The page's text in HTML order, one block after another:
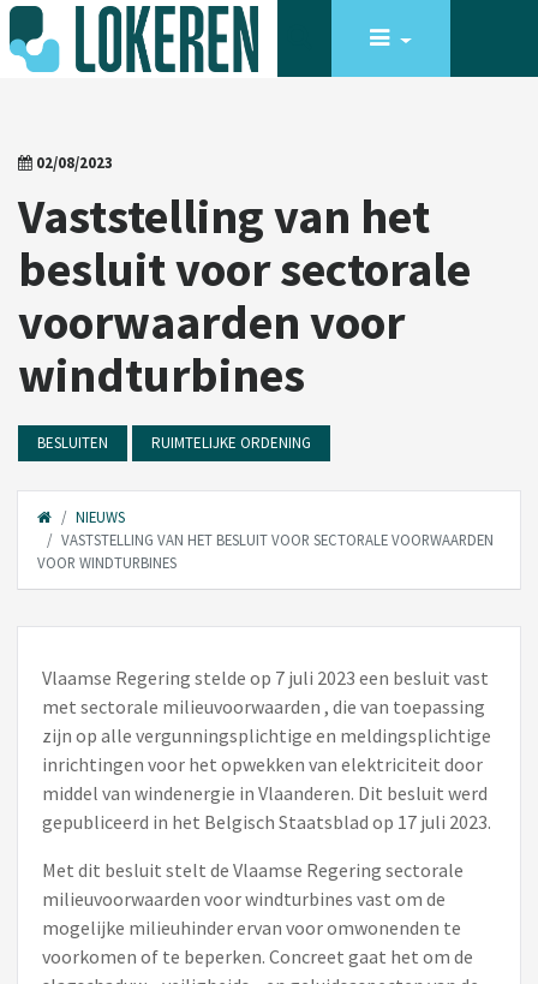
02/08/2023
Vaststelling van het
besluit voor sectorale
voorwaarden voor
windturbines
BESLUITEN RUIMTELIJKE ORDENING
NIEUWS
VASTSTELLING VAN HET BESLUIT VOOR SECTORALE VOORWAARDEN
VOOR WINDTURBINES
Vlaamse Regering stelde op 7 juli 2023 een besluit vast
met sectorale milieuvoorwaarden , die van toepassing
zijn op alle vergunningsplichtige en meldingsplichtige
inrichtingen voor het opwekken van elektriciteit door
middel van windenergie in Vlaanderen. Dit besluit werd
gepubliceerd in het Belgisch Staatsblad op 17 juli 2023.
Met dit besluit stelt de Vlaamse Regering sectorale
milieuvoorwaarden voor windturbines vast om de
mogelijke milieuhinder ervan voor omwonenden te
voorkomen of te beperken. Concreet gaat het om de